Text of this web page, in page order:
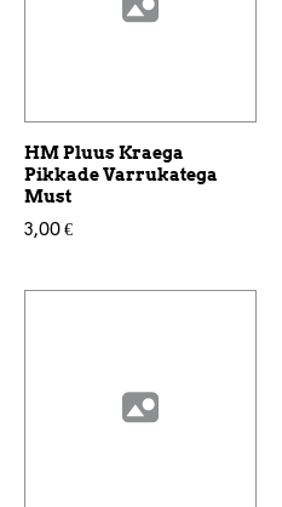
HM Pluus Kraega
Pikkade Varrukatega
Must
3,00 €